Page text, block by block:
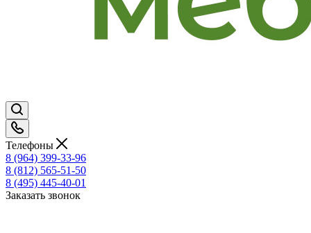
Телефоны
8 (964) 399-33-96
8 (812) 565-51-50
8 (495) 445-40-01
Заказать звонок